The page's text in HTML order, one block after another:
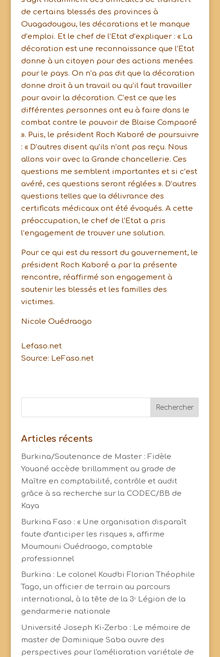
de certains blessés des provinces à
Ouagadougou, les décorations et le manque
d’emploi. Et le chef de l’Etat d’expliquer : « La
décoration est une reconnaissance que l’Etat
donne à un citoyen pour des actions menées
pour le pays. On n’a pas dit que la décoration
donne droit à un travail ou qu’il faut travailler
pour avoir la décoration. C’est ce que les
différentes personnes ont eu à faire dans le
combat contre le pouvoir de Blaise Compaoré
». Puis, le président Roch Kaboré de poursuivre
: « D’autres disent qu’ils n’ont pas reçu. Nous
allons voir avec la Grande chancellerie. Ces
questions me semblent importantes et si c’est
avéré, ces questions seront réglées ». D’autres
questions telles que la délivrance des
certificats médicaux ont été évoqués. A cette
préoccupation, le chef de l’Etat a pris
l’engagement de trouver une solution.
Pour ce qui est du ressort du gouvernement, le
président Roch Kaboré a par la présente
rencontre, réaffirmé son engagement à
soutenir les blessés et les familles des
victimes.
Nicole Ouédraogo
Lefaso.net
Source: LeFaso.net
Articles récents
Burkina/Soutenance de Master : Fidèle
Youané accède brillamment au grade de
Maître en comptabilité, contrôle et audit
grâce à sa recherche sur la CODEC/BB de
Kaya
Burkina Faso : « Une organisation disparaît
faute d'anticiper les risques », affirme
Moumouni Ouédraogo, comptable
professionnel
Burkina : Le colonel Koudbi Florian Théophile
Tago, un officier de terrain au parcours
international, à la tête de la 3ᵉ Légion de la
gendarmerie nationale
Université Joseph Ki-Zerbo : Le mémoire de
master de Dominique Saba ouvre des
perspectives pour l'amélioration variétale de